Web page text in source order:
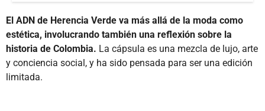
El ADN de Herencia Verde va más allá de la moda como
estética, involucrando también una reflexión sobre la
historia de Colombia. La cápsula es una mezcla de lujo, arte
y conciencia social, y ha sido pensada para ser una edición
limitada.